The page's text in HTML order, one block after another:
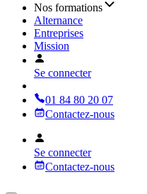
Nos formations
Alternance
Entreprises
Mission
Se connecter
01 84 80 20 07
Contactez-nous
Se connecter
Contactez-nous